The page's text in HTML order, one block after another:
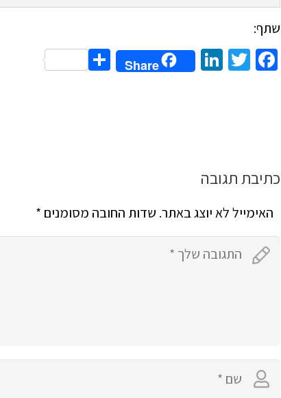
שתף:
Facebook
Twitter
LinkedIn
Share
Share
כתיבת תגובה
האימייל לא יוצג באתר. שדות החובה מסומנים *